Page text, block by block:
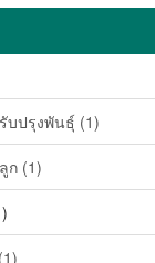
บปรุงพันธุ์ (1)
ก (1)